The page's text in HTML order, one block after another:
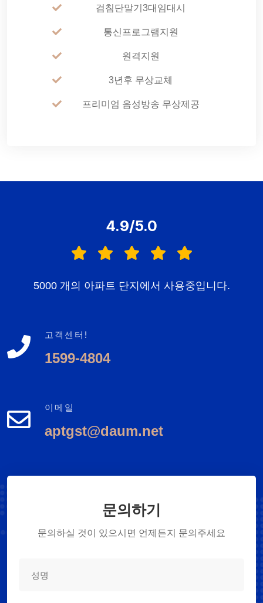
검침단말기3대임대시
통신프로그램지원
원격지원
3년후 무상교체
프리미엄 음성방송 무상제공
4.9/5.0
5000 개의 아파트 단지에서 사용중입니다.
고객센터!
1599-4804
이메일
aptgst@daum.net
문의하기
문의하실 것이 있으시면 언제든지 문의주세요